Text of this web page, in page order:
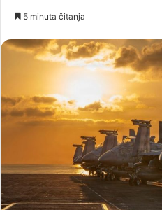
5 minuta čitanja